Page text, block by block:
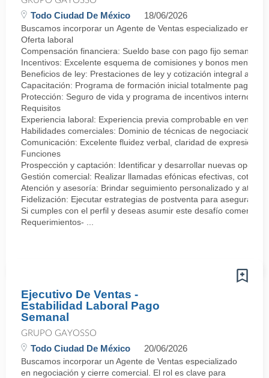
Todo Ciudad De México 18/06/2026
Buscamos incorporar un Agente de Ventas especializado en
Oferta laboral
Compensación financiera: Sueldo base con pago fijo semanal.
Incentivos: Excelente esquema de comisiones y bonos
Beneficios de ley: Prestaciones de ley y cotización integral ante
Capacitación: Programa de formación inicial totalmente pagado.
Protección: Seguro de vida y programa de incentivos internos.
Requisitos
Experiencia laboral: Experiencia previa comprobable en
Habilidades comerciales: Dominio de técnicas de negociación,
Comunicación: Excelente fluidez verbal, claridad de expresión
Funciones
Prospección y captación: Identificar y desarrollar nuevas
Gestión comercial: Realizar llamadas efónicas efectivas,
Atención y asesoría: Brindar seguimiento personalizado y
Fidelización: Ejecutar estrategias de postventa para asegurar la
Si cumples con el perfil y deseas asumir este desafío
Requerimientos- ...
Ejecutivo De Ventas -
Estabilidad Laboral Pago
Semanal
GRUPO GAYOSSO
Todo Ciudad De México 20/06/2026
Buscamos incorporar un Agente de Ventas especializado
en negociación y cierre comercial. El rol es clave para